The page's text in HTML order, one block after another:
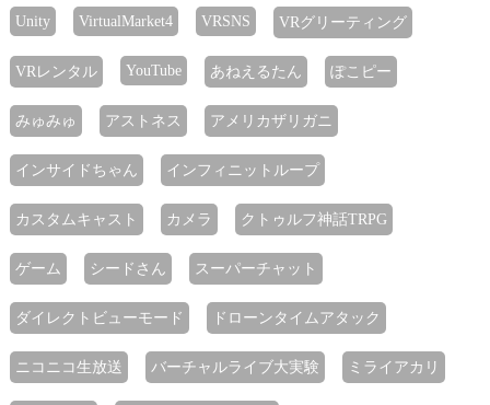
Unity VirtualMarket4 VRSNS VRグリーティング
VRレンタル YouTube あねえるたん ぽこピー
みゅみゅ アストネス アメリカザリガニ
インサイドちゃん インフィニットループ
カスタムキャスト カメラ クトゥルフ神話TRPG
ゲーム シードさん スーパーチャット
ダイレクトビューモード ドローンタイムアタック
ニコニコ生放送 バーチャルライブ大実験 ミライアカリ